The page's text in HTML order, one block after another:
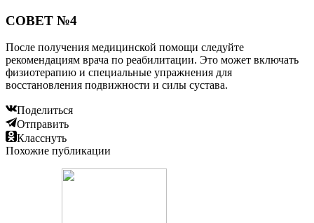
СОВЕТ №4
После получения медицинской помощи следуйте
рекомендациям врача по реабилитации. Это может включать
физиотерапию и специальные упражнения для
восстановления подвижности и силы сустава.
Поделиться
Отправить
Класснуть
Похожие публикации